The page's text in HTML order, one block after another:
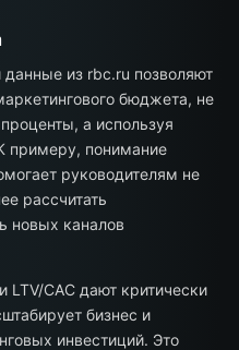
из rbc.ru позволяют
бюджета, не
а используя
примеру, понимание
руководителям не
рассчитать
новых каналов
CAC дают критически
бизнес и
инвестиций. Это